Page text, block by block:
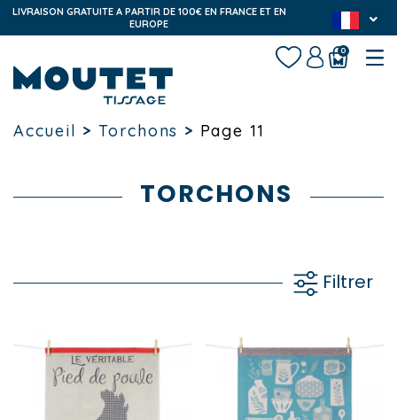
LIVRAISON GRATUITE A PARTIR DE 100€ EN FRANCE ET EN
EUROPE
0
Accueil > Torchons > Page 11
TORCHONS
Filtrer